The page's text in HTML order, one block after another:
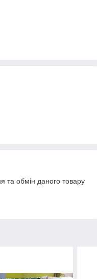
та обмін даного товару